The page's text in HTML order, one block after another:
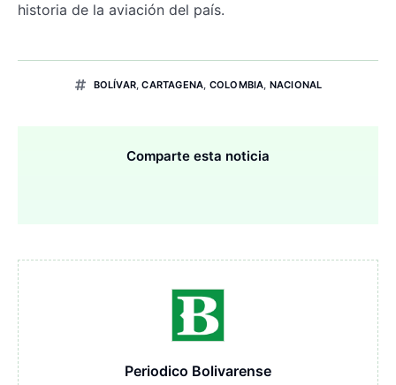
historia de la aviación del país.
BOLÍVAR,CARTAGENA, COLOMBIA, NACIONAL
Comparte esta noticia
Periodico Bolivarense